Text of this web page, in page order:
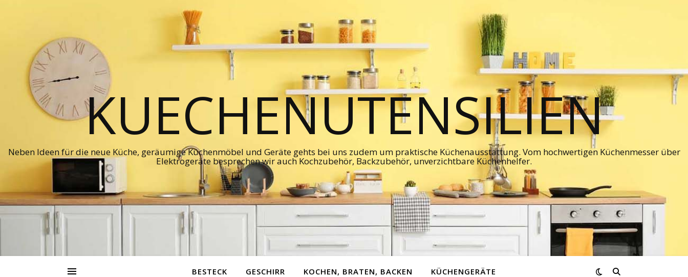
KUECHENUTENSILIEN
Neben Ideen für die neue Küche, geräumige Küchenmöbel und Geräte gehts bei uns zudem um praktische Küchenausstattung. Vom hochwertigen Küchenmesser über
Elektrogeräte besprechen wir auch Kochzubehör, Backzubehör, unverzichtbare Küchenhelfer.
BESTECK GESCHIRR KOCHEN, BRATEN, BACKEN KÜCHENGERÄTE